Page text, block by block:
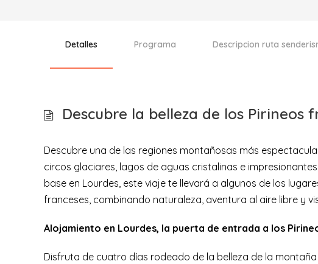
Detalles Programa Descripcion ruta
Descubre la belleza de los Pirineos
Descubre una de las regiones montañosas más
circos glaciares, lagos de aguas cristalinas e
base en Lourdes, este viaje te llevará a algunos de los
franceses, combinando naturaleza, aventura al aire libre y
Alojamiento en Lourdes, la puerta de entrada a los
Disfruta de cuatro días rodeado de la belleza de la